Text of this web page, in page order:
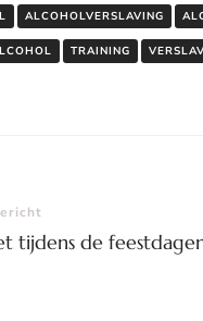
ALCOHOLVERSLAVING
TRAINING
tijdens de